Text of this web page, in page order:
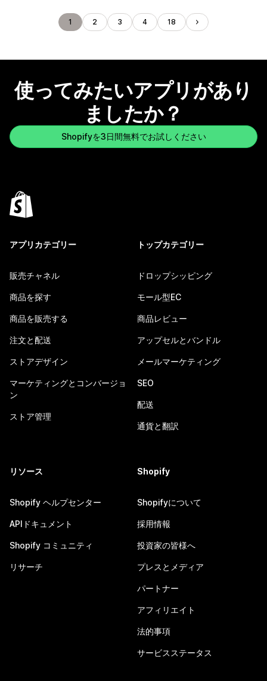
1 2 3 4 18
使ってみたいアプリがあり
ましたか？
Shopifyを3日間無料でお試しください
アプリカテゴリー
販売チャネル
商品を探す
商品を販売する
注文と配送
ストアデザイン
マーケティングとコンバージョ
ン
ストア管理
トップカテゴリー
ドロップシッピング
モール型EC
商品レビュー
アップセルとバンドル
メールマーケティング
SEO
配送
通貨と翻訳
リソース
Shopify ヘルプセンター
APIドキュメント
Shopify コミュニティ
リサーチ
Shopify
Shopifyについて
採用情報
投資家の皆様へ
プレスとメディア
パートナー
アフィリエイト
法的事項
サービスステータス